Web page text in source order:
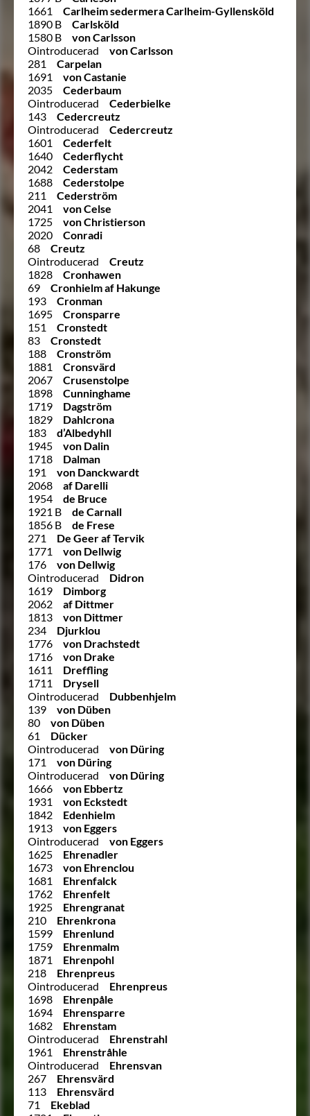
1661
Carlheim sedermera Carlheim-Gyllensköld
1890 B
Carlsköld
1580 B
von Carlsson
Ointroducerad
von Carlsson
281
Carpelan
1691
von Castanie
2035
Cederbaum
Ointroducerad
Cederbielke
143
Cedercreutz
Ointroducerad
Cedercreutz
1601
Cederfelt
1640
Cederflycht
2042
Cederstam
1688
Cederstolpe
211
Cederström
2041
von Celse
1725
von Christierson
2020
Conradi
68
Creutz
Ointroducerad
Creutz
1828
Cronhawen
69
Cronhielm af Hakunge
193
Cronman
1695
Cronsparre
151
Cronstedt
83
Cronstedt
188
Cronström
1881
Cronsvärd
2067
Crusenstolpe
1898
Cunninghame
1719
Dagström
1829
Dahlcrona
183
d’Albedyhll
1945
von Dalin
1718
Dalman
191
von Danckwardt
2068
af Darelli
1954
de Bruce
1921 B
de Carnall
1856 B
de Frese
271
De Geer af Tervik
1771
von Dellwig
176
von Dellwig
Ointroducerad
Didron
1619
Dimborg
2062
af Dittmer
1813
von Dittmer
234
Djurklou
1776
von Drachstedt
1716
von Drake
1611
Dreffling
1711
Drysell
Ointroducerad
Dubbenhjelm
139
von Düben
80
von Düben
61
Dücker
Ointroducerad
von Düring
171
von Düring
Ointroducerad
von Düring
1666
von Ebbertz
1931
von Eckstedt
1842
Edenhielm
1913
von Eggers
Ointroducerad
von Eggers
1625
Ehrenadler
1673
von Ehrenclou
1681
Ehrenfalck
1762
Ehrenfelt
1925
Ehrengranat
210
Ehrenkrona
1599
Ehrenlund
1759
Ehrenmalm
1871
Ehrenpohl
218
Ehrenpreus
Ointroducerad
Ehrenpreus
1698
Ehrenpåle
1694
Ehrensparre
1682
Ehrenstam
Ointroducerad
Ehrenstrahl
1961
Ehrenstråhle
Ointroducerad
Ehrensvan
267
Ehrensvärd
113
Ehrensvärd
71
Ekeblad